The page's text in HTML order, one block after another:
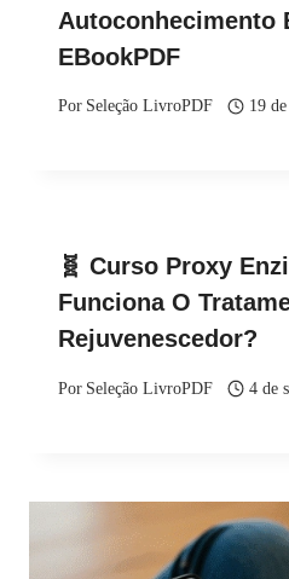
Autoconhecimento
EBookPDF
Por Seleção LivroPDF 19
🧬 Curso Proxy
Funciona O
Rejuvenescedor?
Por Seleção LivroPDF 4 de